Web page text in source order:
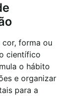
forma ou
científico
o hábito
e organizar
para a